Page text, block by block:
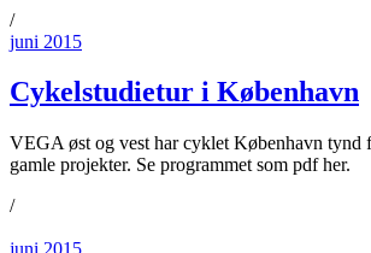
/
juni 2015
Cykelstudietur i København
VEGA øst og vest har cyklet København tynd
gamle projekter. Se programmet som pdf her.
/